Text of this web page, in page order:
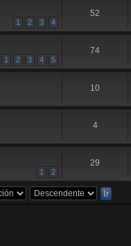
1 2 3 4
52
1 2 3 4 5
74
10
4
1 2
29